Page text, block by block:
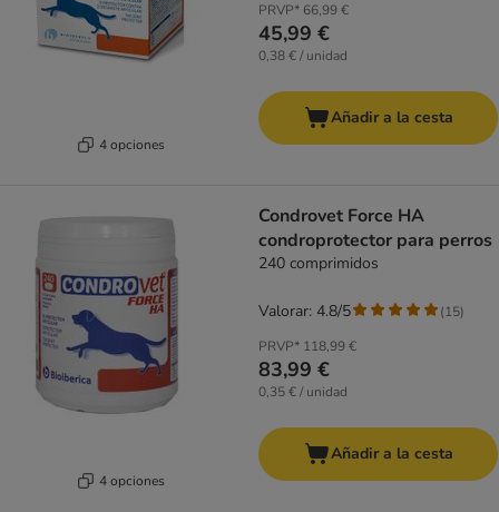
4 opciones
PRVP* 66,99 €
45,99 €
0,38 € / unidad
Añadir a la cesta
4 opciones
Condrovet Force HA
condroprotector para perros
240 comprimidos
PRVP* 118,99 €
83,99 €
0,35 € / unidad
Valorar: 4.8/5 (15)
Añadir a la cesta